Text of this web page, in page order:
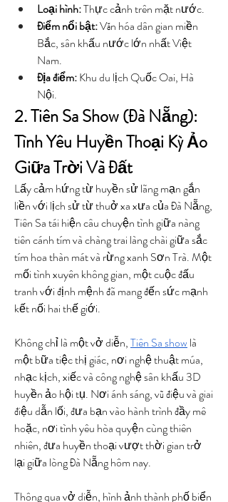
Loại hình: Thực cảnh trên mặt nước.
Điểm nổi bật: Văn hóa dân gian miền
Bắc, sân khấu nước lớn nhất Việt
Nam.
Địa điểm: Khu du lịch Quốc Oai, Hà
Nội.
2. Tiên Sa Show (Đà Nẵng):
Tình Yêu Huyền Thoại Kỳ Ảo
Giữa Trời Và Đất
Lấy cảm hứng từ huyền sử lãng mạn gắn
liền với lịch sử từ thuở xa xưa của Đà Nẵng,
Tiên Sa tái hiện câu chuyện tình giữa nàng
tiên cánh tím và chàng trai làng chài giữa sắc
tím hoa thàn mát và rừng xanh Sơn Trà. Một
mối tình xuyên không gian, một cuộc đấu
tranh với định mệnh đã mang đến sức mạnh
kết nối hai thế giới.
Không chỉ là một vở diễn, Tiên Sa show là
một bữa tiệc thị giác, nơi nghệ thuật múa,
nhạc kịch, xiếc và công nghệ sân khấu 3D
huyền ảo hội tụ. Nơi ánh sáng, vũ điệu và giai
điệu dẫn lối, đưa bạn vào hành trình đầy mê
hoặc, nơi tình yêu hòa quyện cùng thiên
nhiên, đưa huyền thoại vượt thời gian trở
lại giữa lòng Đà Nẵng hôm nay.
Thông qua vở diễn, hình ảnh thành phố biển